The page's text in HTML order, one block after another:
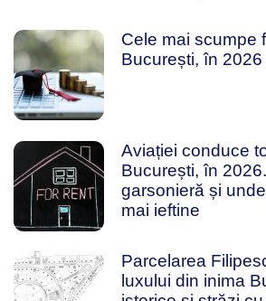
Cele mai scumpe
București, în 2026
Aviației conduce
București, în
garsonieră și
mai ieftine
Parcelarea
luxului din inima